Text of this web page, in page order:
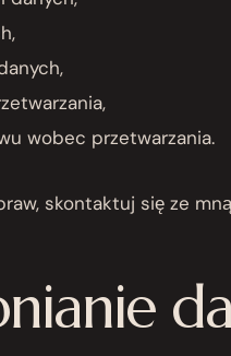
wobec przetwarzania.
skontaktuj się ze